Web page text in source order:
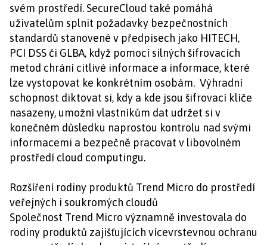
svém prostředí. SecureCloud také pomáhá
uživatelům splnit požadavky bezpečnostních
standardů stanovené v předpisech jako HITECH,
PCI DSS či GLBA, když pomocí silných šifrovacích
metod chrání citlivé informace a informace, které
lze vystopovat ke konkrétním osobám. Výhradní
schopnost diktovat si, kdy a kde jsou šifrovací klíče
nasazeny, umožní vlastníkům dat udržet si v
konečném důsledku naprostou kontrolu nad svými
informacemi a bezpečně pracovat v libovolném
prostředí cloud computingu.
Rozšíření rodiny produktů Trend Micro do prostředí
veřejných i soukromých cloudů
Společnost Trend Micro významně investovala do
rodiny produktů zajišťujících vícevrstevnou ochranu